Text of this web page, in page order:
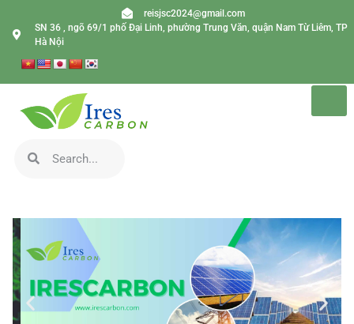
reisjsc2024@gmail.com
SN 36 , ngõ 69/1 phố Đại Linh, phường Trung Văn, quận Nam Từ Liêm, TP
Hà Nội